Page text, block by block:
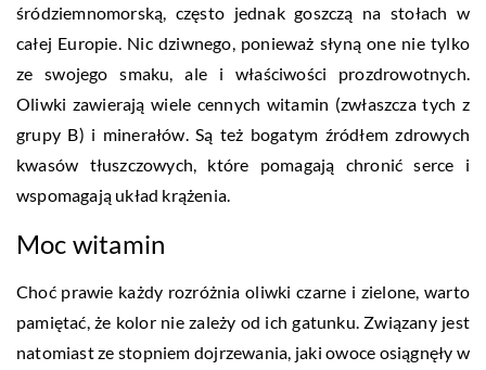
śródziemnomorską, często jednak goszczą na stołach w
całej Europie. Nic dziwnego, ponieważ słyną one nie tylko
ze swojego smaku, ale i właściwości prozdrowotnych.
Oliwki zawierają wiele cennych witamin (zwłaszcza tych z
grupy B) i minerałów. Są też bogatym źródłem zdrowych
kwasów tłuszczowych, które pomagają chronić serce i
wspomagają układ krążenia.
Moc witamin
Choć prawie każdy rozróżnia oliwki czarne i zielone, warto
pamiętać, że kolor nie zależy od ich gatunku. Związany jest
natomiast ze stopniem dojrzewania, jaki owoce osiągnęły w